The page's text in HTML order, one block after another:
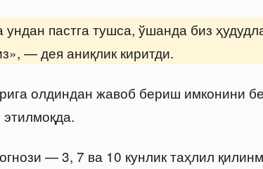
пастга тушса, ўшанда биз
— дея аниқлик киритди.
олдиндан жавоб бериш имконини
— 3, 7 ва 10 кунлик таҳлил